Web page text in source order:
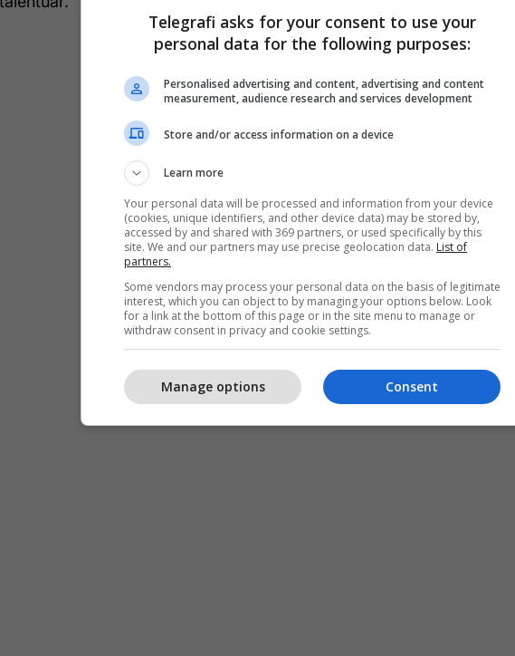
Telegrafi asks for your consent to use your
personal data for the following purposes:
Personalised advertising and content, advertising and content
measurement, audience research and services development
Store and/or access information on a device
Learn more
Your personal data will be processed and information from your device
(cookies, unique identifiers, and other device data) may be stored by,
accessed by and shared with 369 partners, or used specifically by this
site. We and our partners may use precise geolocation data. List of
partners.
Some vendors may process your personal data on the basis of legitimate
interest, which you can object to by managing your options below. Look
for a link at the bottom of this page or in the site menu to manage or
withdraw consent in privacy and cookie settings.
Consent
Manage options